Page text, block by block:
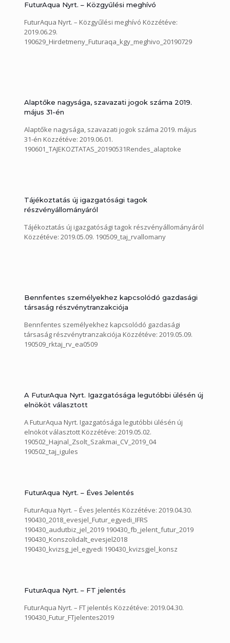
FuturAqua Nyrt. – Közgyűlési meghívó
FuturAqua Nyrt. – Közgyűlési meghívó Közzétéve:
2019.06.29.
190629_Hirdetmeny_Futuraqa_kgy_meghivo_20190729
Alaptőke nagysága, szavazati jogok száma 2019.
május 31-én
Alaptőke nagysága, szavazati jogok száma 2019. május
31-én Közzétéve: 2019.06.01.
190601_TAJEKOZTATAS_20190531Rendes_alaptoke
Tájékoztatás új igazgatósági tagok
részvényállományáról
Tájékoztatás új igazgatósági tagok részvényállományáról
Közzétéve: 2019.05.09. 190509_taj_rvallomany
Bennfentes személyekhez kapcsolódó gazdasági
társaság részvénytranzakciója
Bennfentes személyekhez kapcsolódó gazdasági
társaság részvénytranzakciója Közzétéve: 2019.05.09.
190509_rktaj_rv_ea0509
A FuturAqua Nyrt. Igazgatósága legutóbbi ülésén új
elnököt választott
A FuturAqua Nyrt. Igazgatósága legutóbbi ülésén új
elnököt választott Közzétéve: 2019.05.02.
190502_Hajnal_Zsolt_Szakmai_CV_2019_04
190502_taj_igules
FuturAqua Nyrt. – Éves Jelentés
FuturAqua Nyrt. – Éves Jelentés Közzétéve: 2019.04.30.
190430_2018_evesjel_Futur_egyedi_IFRS
190430_audutbiz_jel_2019 190430_fb_jelent_futur_2019
190430_Konszolidalt_evesjel2018
190430_kvizsg_jel_egyedi 190430_kvizsgjel_konsz
FuturAqua Nyrt. – FT jelentés
FuturAqua Nyrt. – FT jelentés Közzétéve: 2019.04.30.
190430_Futur_FTjelentes2019